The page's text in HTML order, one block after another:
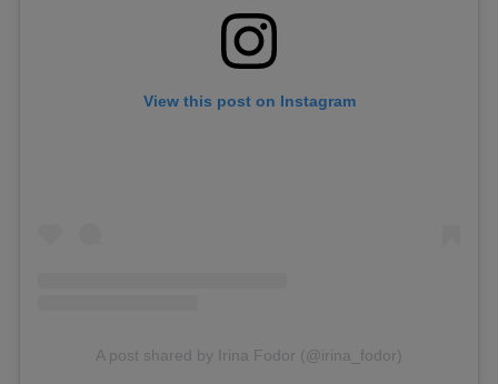
View this post on Instagram
A post shared by Irina Fodor (@irina_fodor)